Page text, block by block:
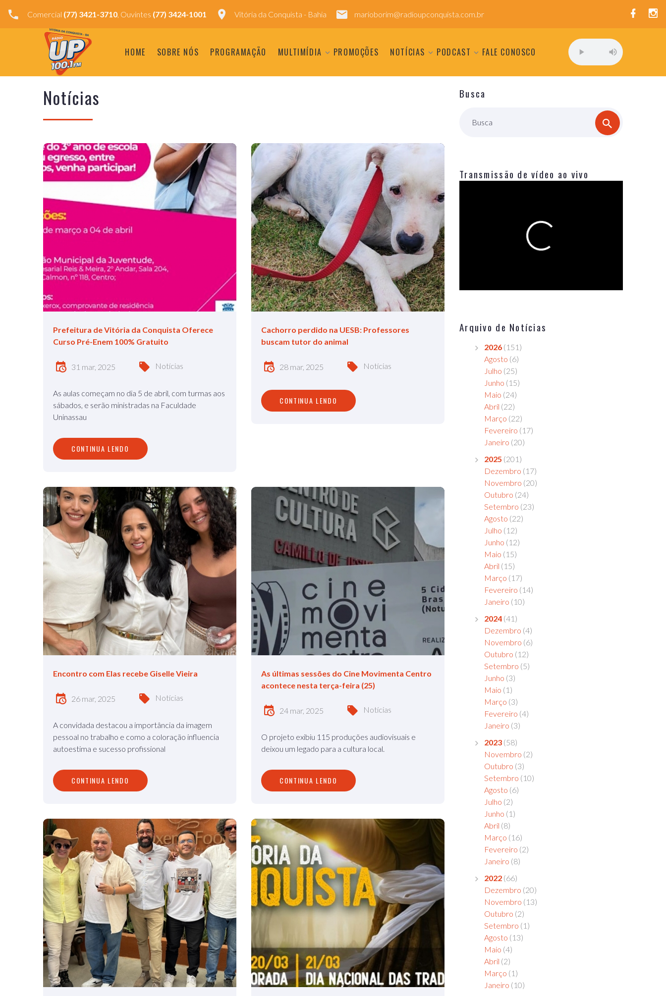
Comercial (77) 3421-3710, Ouvintes (77) 3424-1001 Vitória da Conquista - Bahia marioborim@radioupconquista.com.br
HOME SOBRE NÓS PROGRAMAÇÃO MULTIMÍDIA PROMOÇÕES NOTÍCIAS PODCAST FALE CONOSCO
Notícias
Prefeitura de Vitória da Conquista Oferece
Curso Pré-Enem 100% Gratuito
31 mar, 2025 Notícias
As aulas começam no dia 5 de abril, com turmas aos
sábados, e serão ministradas na Faculdade
Uninassau
CONTINUA LENDO
Cachorro perdido na UESB: Professores
buscam tutor do animal
28 mar, 2025 Notícias
CONTINUA LENDO
Encontro com Elas recebe Giselle Vieira
26 mar, 2025 Notícias
A convidada destacou a importância da imagem
pessoal no trabalho e como a coloração influencia
autoestima e sucesso profissional
CONTINUA LENDO
As últimas sessões do Cine Movimenta Centro
acontece nesta terça-feira (25)
24 mar, 2025 Notícias
O projeto exibiu 115 produções audiovisuais e
deixou um legado para a cultura local.
CONTINUA LENDO
Busca
Busca
Transmissão de vídeo ao vivo
Arquivo de Notícias
2026 (151)
Agosto (6)
Julho (25)
Junho (15)
Maio (24)
Abril (22)
Março (22)
Fevereiro (17)
Janeiro (20)
2025 (201)
Dezembro (17)
Novembro (20)
Outubro (24)
Setembro (23)
Agosto (22)
Julho (12)
Junho (12)
Maio (15)
Abril (15)
Março (17)
Fevereiro (14)
Janeiro (10)
2024 (41)
Dezembro (4)
Novembro (6)
Outubro (12)
Setembro (5)
Junho (3)
Maio (1)
Março (3)
Fevereiro (4)
Janeiro (3)
2023 (58)
Novembro (2)
Outubro (3)
Setembro (10)
Agosto (6)
Julho (2)
Junho (1)
Abril (8)
Março (16)
Fevereiro (2)
Janeiro (8)
2022 (66)
Dezembro (20)
Novembro (13)
Outubro (2)
Setembro (1)
Agosto (13)
Maio (4)
Abril (2)
Março (1)
Janeiro (10)